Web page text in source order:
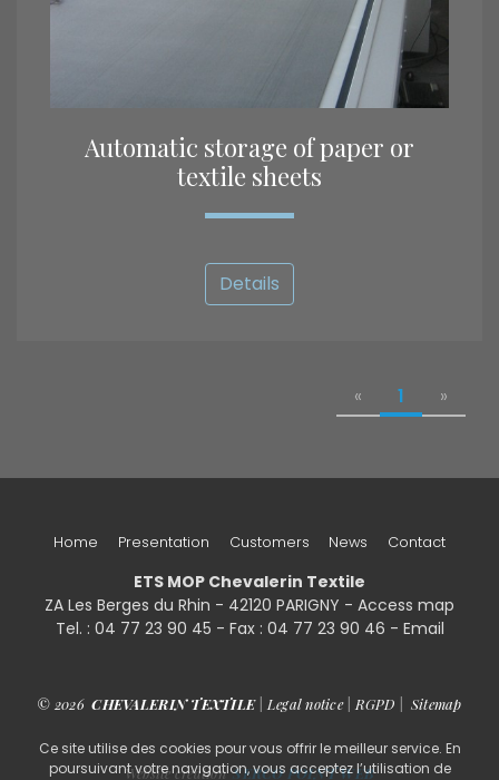
Automatic storage of paper or
textile sheets
Details
« 1 »
Home Presentation Customers News Contact
ETS MOP Chevalerin Textile
ZA Les Berges du Rhin - 42120 PARIGNY - Access map
Tel. : 04 77 23 90 45 - Fax : 04 77 23 90 46 - Email
© 2026CHEVALERIN TEXTILE| Legal notice| RGPD Sitemap
Website creation SERCO POINT WEB
Ce site utilise des cookies pour vous offrir le meilleur service. En
poursuivant votre navigation, vous acceptez l’utilisation de